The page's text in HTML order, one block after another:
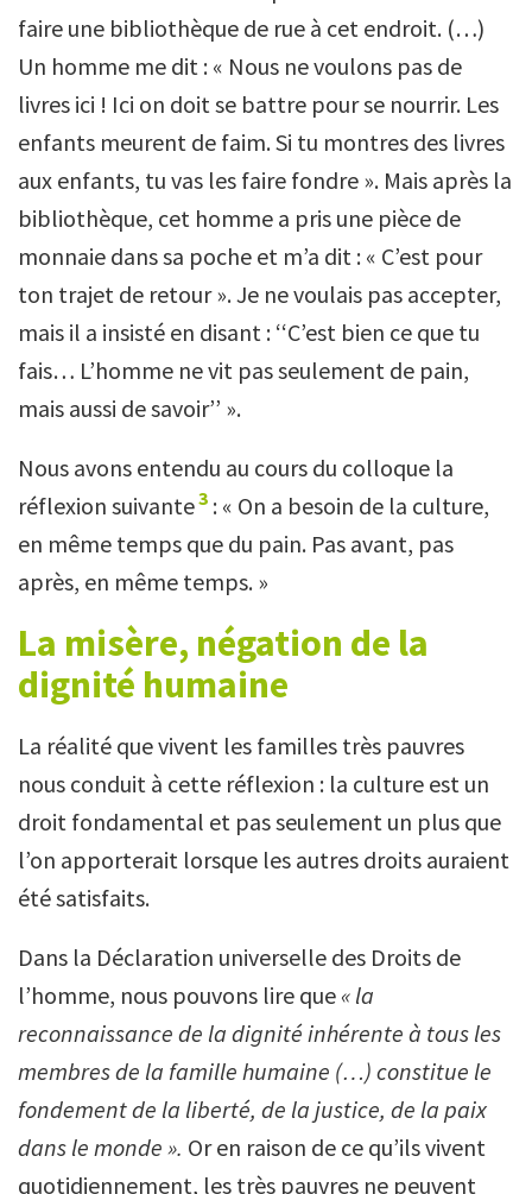
faire une bibliothèque de rue à cet endroit. (…)
Un homme me dit : « Nous ne voulons pas de
livres ici ! Ici on doit se battre pour se nourrir. Les
enfants meurent de faim. Si tu montres des livres
aux enfants, tu vas les faire fondre ». Mais après la
bibliothèque, cet homme a pris une pièce de
monnaie dans sa poche et m’a dit : « C’est pour
ton trajet de retour ». Je ne voulais pas accepter,
mais il a insisté en disant : ‘‘C’est bien ce que tu
fais… L’homme ne vit pas seulement de pain,
mais aussi de savoir’’ ».
Nous avons entendu au cours du colloque la
réflexion suivante3 : « On a besoin de la culture,
en même temps que du pain. Pas avant, pas
après, en même temps. »
La misère, négation de la
dignité humaine
La réalité que vivent les familles très pauvres
nous conduit à cette réflexion : la culture est un
droit fondamental et pas seulement un plus que
l’on apporterait lorsque les autres droits auraient
été satisfaits.
Dans la Déclaration universelle des Droits de
l’homme, nous pouvons lire que « la
reconnaissance de la dignité inhérente à tous les
membres de la famille humaine (…) constitue le
fondement de la liberté, de la justice, de la paix
dans le monde ». Or en raison de ce qu’ils vivent
quotidiennement, les très pauvres ne peuvent